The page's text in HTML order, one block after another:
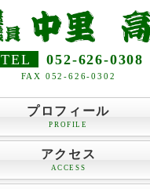
TEL 052-626-0308
FAX 052-626-0302
プロフィール
PROFILE
アクセス
ACCESS